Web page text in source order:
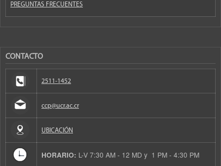
PREGUNTAS FRECUENTES
CONTACTO
2511-1452
ccp@ucr.ac.cr
UBICACIÓN
HORARIO: L-V 7:30 AM - 12 MD y 1 PM - 4:30 PM